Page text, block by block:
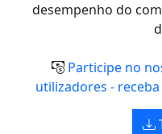
desempenho do
Participe no
utilizadores -